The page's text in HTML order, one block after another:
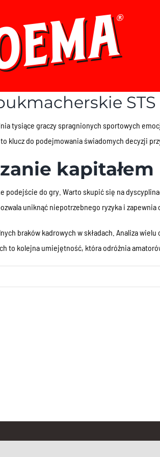
STS
tysiące graczy spragnionych sportowych
klucz do podejmowania świadomych decyzji
kapitałem
do gry. Warto skupić się na
uniknąć niepotrzebnego ryzyka i zapewnia
braków kadrowych w składach. Analiza
to kolejna umiejętność, która odróżnia